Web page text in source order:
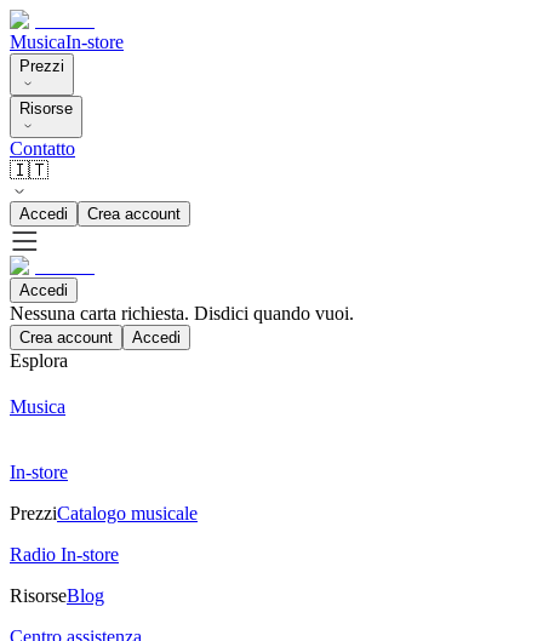
MusicaIn-store
Prezzi
Risorse
Contatto
🇮🇹
Accedi Crea account
Accedi
Nessuna carta richiesta. Disdici quando vuoi.
Crea account Accedi
Esplora
Musica
In-store
PrezziCatalogo musicale
Radio In-store
RisorseBlog
Centro assistenza